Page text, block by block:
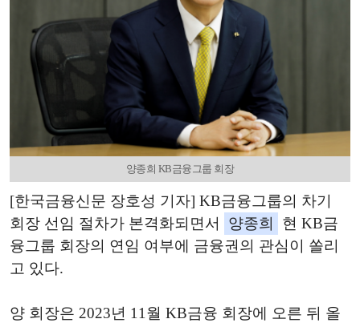
양종희 KB금융그룹 회장
[한국금융신문 장호성 기자] KB금융그룹의 차기
회장 선임 절차가 본격화되면서
양종희
현 KB금
융그룹 회장의 연임 여부에 금융권의 관심이 쏠리
고 있다.
양 회장은 2023년 11월 KB금융 회장에 오른 뒤 올